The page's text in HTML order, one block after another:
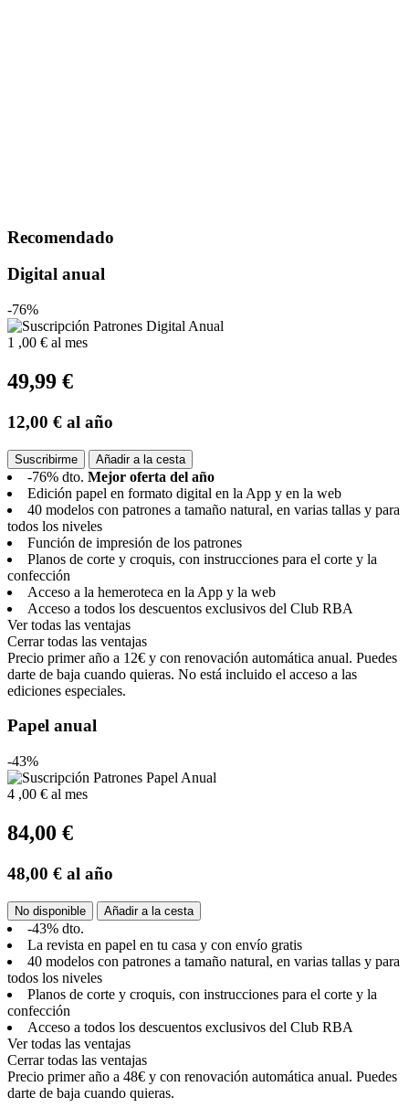
Recomendado
Digital anual
-76%
1 ,00 € al mes
49,99 €
12,00 € al año
Suscribirme Añadir a la cesta
-76% dto. Mejor oferta del año
Edición papel en formato digital en la App y en la web
40 modelos con patrones a tamaño natural, en varias tallas y para
todos los niveles
Función de impresión de los patrones
Planos de corte y croquis, con instrucciones para el corte y la
confección
Acceso a la hemeroteca en la App y la web
Acceso a todos los descuentos exclusivos del Club RBA
Ver todas las ventajas
Cerrar todas las ventajas
Precio primer año a 12€ y con renovación automática anual. Puedes
darte de baja cuando quieras. No está incluido el acceso a las
ediciones especiales.
Papel anual
-43%
4 ,00 € al mes
84,00 €
48,00 € al año
No disponible Añadir a la cesta
-43% dto.
La revista en papel en tu casa y con envío gratis
40 modelos con patrones a tamaño natural, en varias tallas y para
todos los niveles
Planos de corte y croquis, con instrucciones para el corte y la
confección
Acceso a todos los descuentos exclusivos del Club RBA
Ver todas las ventajas
Cerrar todas las ventajas
Precio primer año a 48€ y con renovación automática anual. Puedes
darte de baja cuando quieras.